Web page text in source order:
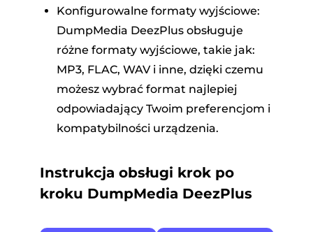
Konfigurowalne formaty wyjściowe:
DumpMedia DeezPlus obsługuje
różne formaty wyjściowe, takie jak:
MP3, FLAC, WAV i inne, dzięki czemu
możesz wybrać format najlepiej
odpowiadający Twoim preferencjom i
kompatybilności urządzenia.
Instrukcja obsługi krok po
kroku DumpMedia DeezPlus